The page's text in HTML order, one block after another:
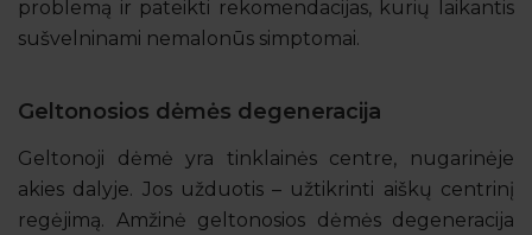
problemą ir pateikti rekomendacijas, kurių laikantis
sušvelninami nemalonūs simptomai.
Geltonosios dėmės degeneracija
Geltonoji dėmė yra tinklainės centre, nugarinėje
akies dalyje. Jos užduotis – užtikrinti aiškų centrinį
regėjimą. Amžinė geltonosios dėmės degeneracija